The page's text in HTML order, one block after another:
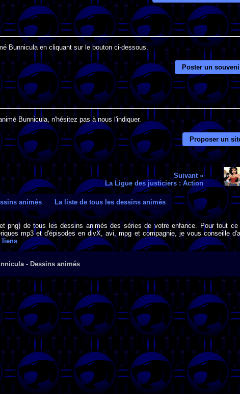
Bunnicula en cliquant sur le bouton ci-dessous.
Poster un
Bunnicula, n'hésitez pas à nous l'indiquer.
Proposer un
Suivant »
La Ligue des justiciers : Action
animés La liste de tous les dessins animés
png) de tous les dessins animés des séries de votre enfance. Pour tout ce
mp3 et d'épisodes en divX, avi, mpg et compagnie, je vous conseille
liens
- Dessins animés